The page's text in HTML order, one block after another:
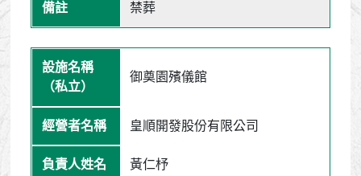
禁葬
御奠園殯儀館
皇順開發股份有限公司
黃仁杼